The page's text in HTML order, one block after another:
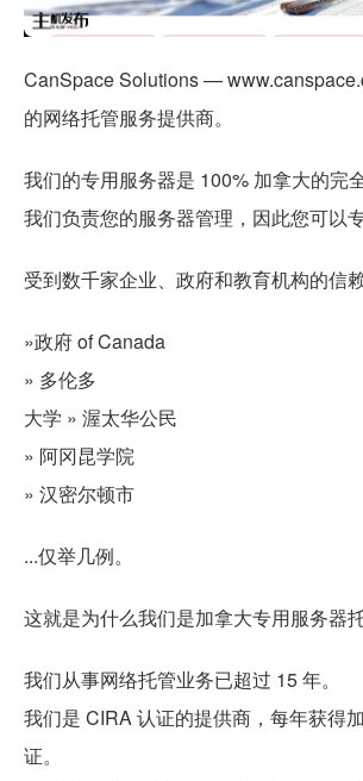
CanSpace Solutions —
的网络托管服务提供商。
我们的专用服务器是 100% 加拿大的完
我们负责您的服务器管理，因此您可以
受到数千家企业、政府和教育机构的信
»政府 of Canada
» 多伦多
大学 » 渥太华公民
» 阿冈昆学院
» 汉密尔顿市
...仅举几例。
这就是为什么我们是加拿大专用服务器
我们从事网络托管业务已超过 15 年。
我们是 CIRA 认证的提供商，每年获得
证。